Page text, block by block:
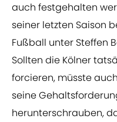
auch festgehalten
seiner letzten Saison
Fußball unter Steffen
Sollten die Kölner
forcieren, müsste
seine
herunterschrauben,